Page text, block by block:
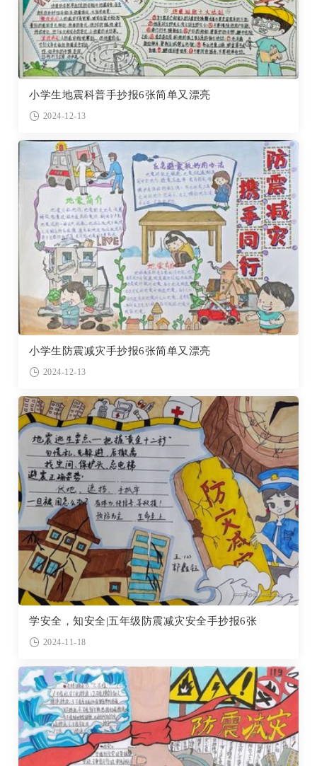
小学生地震科普手抄报6张简单又漂亮
2024-12-13
小学生防震减灾手抄报6张简单又漂亮
2024-12-13
学安全，知安全|五年级防震减灾安全手抄报6张
2024-11-18